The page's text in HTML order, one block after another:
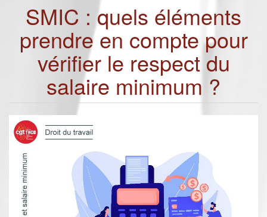
SMIC : quels éléments
prendre en compte pour
vérifier le respect du
salaire minimum ?